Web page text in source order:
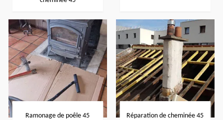
Ramonage de poêle 45 Réparation de cheminée 45